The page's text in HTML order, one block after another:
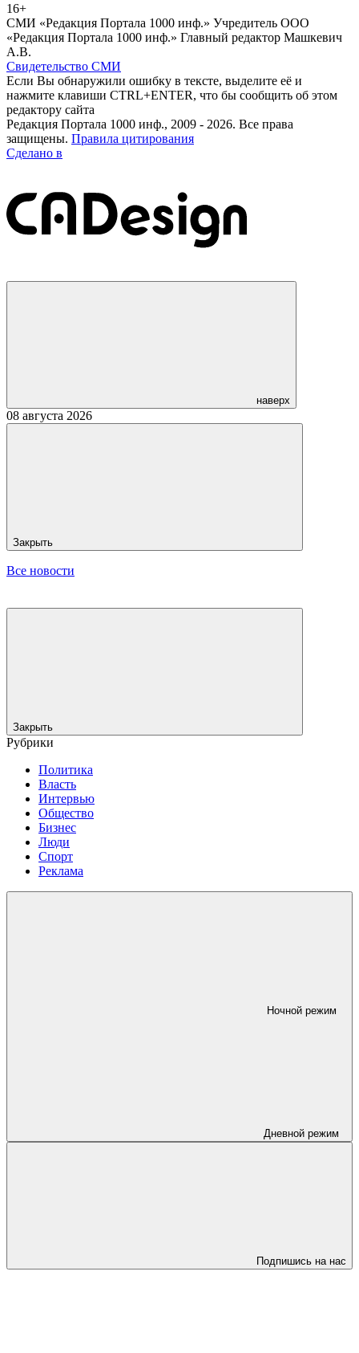
16+
СМИ «Редакция Портала 1000 инф.» Учредитель ООО
«Редакция Портала 1000 инф.» Главный редактор Машкевич
А.В.
Свидетельство СМИ
Если Вы обнаружили ошибку в тексте, выделите её и
нажмите клавиши CTRL+ENTER, что бы сообщить об этом
редактору сайта
Редакция Портала 1000 инф., 2009 - 2026. Все права
защищены. Правила цитирования
Сделано в
наверх
08 августа 2026
Закрыть
Все новости
Закрыть
Рубрики
Политика
Власть
Интервью
Общество
Бизнес
Люди
Спорт
Реклама
Ночной режим
Дневной режим
Подпишись на нас